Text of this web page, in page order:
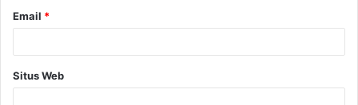
Email *
Situs Web